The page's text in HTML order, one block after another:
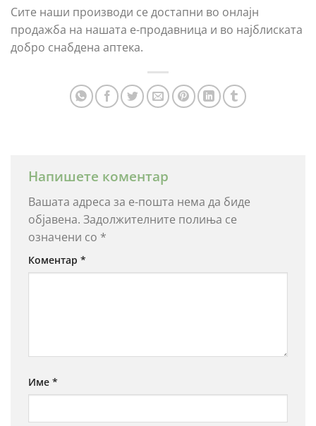
Сите наши производи се достапни во онлајн
продажба на нашата е-продавница и во најблиската
добро снабдена аптека.
Напишете коментар
Вашата адреса за е-пошта нема да биде
објавена. Задолжителните полиња се
означени со *
Коментар *
Име *